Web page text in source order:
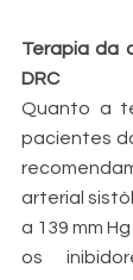
Terapia da
DRC
Quanto a
pacientes
arterial
a 139 mm
os